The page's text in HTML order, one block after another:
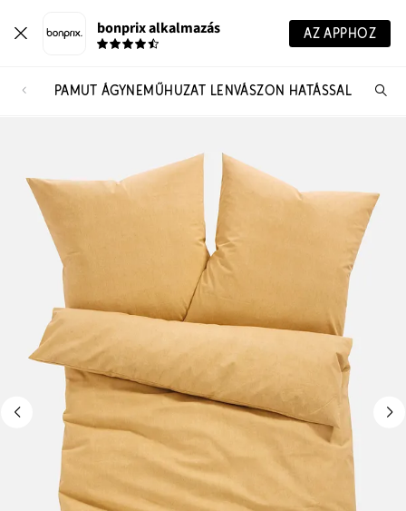
bonprix alkalmazás AZ APPHOZ
PAMUT ÁGYNEMŰHUZAT LENVÁSZON HATÁSSAL